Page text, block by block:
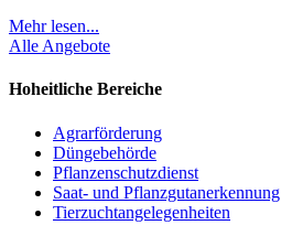
Mehr lesen...
Alle Angebote
Hoheitliche Bereiche
Agrarförderung
Düngebehörde
Pflanzenschutzdienst
Saat- und Pflanzgutanerkennung
Tierzuchtangelegenheiten